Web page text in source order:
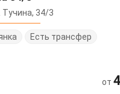
Тучина, 34/3
Есть трансфер
от